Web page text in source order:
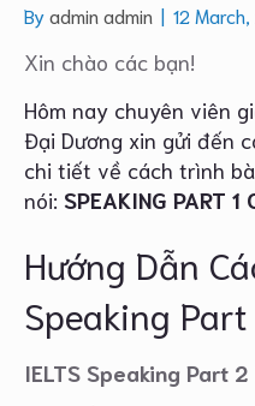
Byadmin admin | 12
Xin chào các bạn!
Hôm nay chuyên viên
Đại Dương xin gửi đến
chi tiết về cách trình
nói: SPEAKING PART
Hướng Dẫn
Speaking
IELTS Speaking Part 2